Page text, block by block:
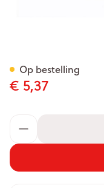
€ 5,37
Op bestelling